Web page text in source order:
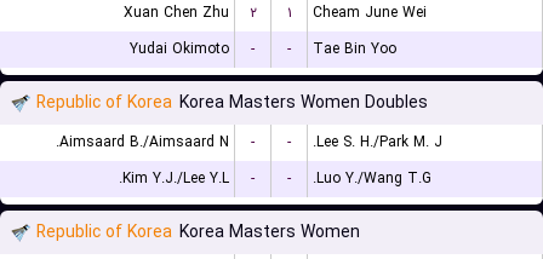
Xuan Chen Zhu ۲ ۱
Cheam June Wei
Yudai Okimoto
- - Tae Bin Yoo
Republic of Korea Korea Masters Women Doubles
Aimsaard B./Aimsaard N. - -
Lee S. H./Park M. J.
Kim Y.J./Lee Y.L.
- - Luo Y./Wang T.G.
Republic of Korea Korea Masters Women